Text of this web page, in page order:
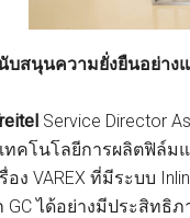
บสนุนความยั่งยืนอย่าง
Service Director
ทคโนโลยีการผลิตฟิล์ม
อง VAREX ที่มีระบบ
GC ได้อย่างมีประสิท